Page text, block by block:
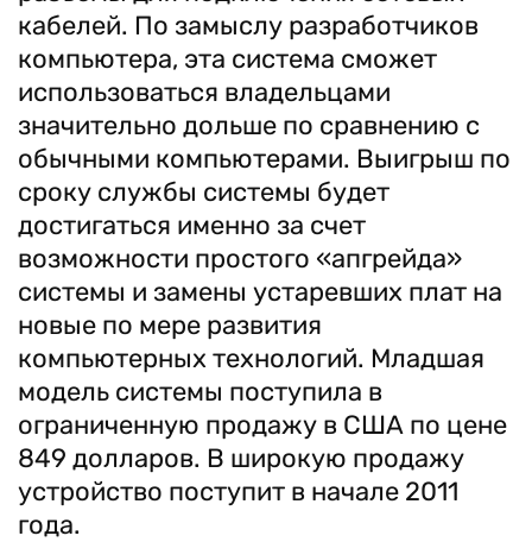
кабелей. По замыслу разработчиков
компьютера, эта система сможет
использоваться владельцами
значительно дольше по сравнению с
обычными компьютерами. Выигрыш по
сроку службы системы будет
достигаться именно за счет
возможности простого «апгрейда»
системы и замены устаревших плат на
новые по мере развития
компьютерных технологий. Младшая
модель системы поступила в
ограниченную продажу в США по цене
849 долларов. В широкую продажу
устройство поступит в начале 2011
года.